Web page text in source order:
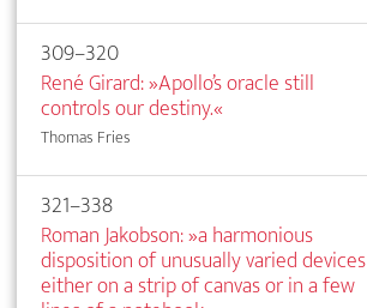
309–320
René Girard: »Apollo’s oracle still
controls our destiny.«
Thomas Fries
321–338
Roman Jakobson: »a harmonious
disposition of unusually varied devices
either on a strip of canvas or in a few